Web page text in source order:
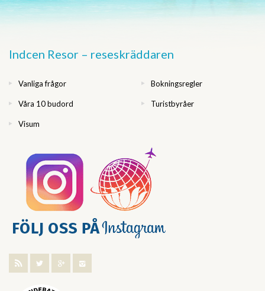
Indcen Resor – reseskräddaren
Vanliga frågor Bokningsregler
Våra 10 budord Turistbyråer
Visum